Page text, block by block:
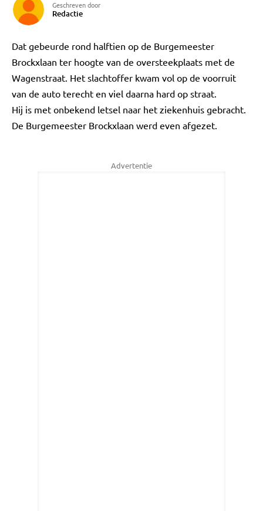
Geschreven door
Redactie
Dat gebeurde rond halftien op de Burgemeester
Brockxlaan ter hoogte van de oversteekplaats met de
Wagenstraat. Het slachtoffer kwam vol op de voorruit
van de auto terecht en viel daarna hard op straat.
Hij is met onbekend letsel naar het ziekenhuis gebracht.
De Burgemeester Brockxlaan werd even afgezet.
Advertentie